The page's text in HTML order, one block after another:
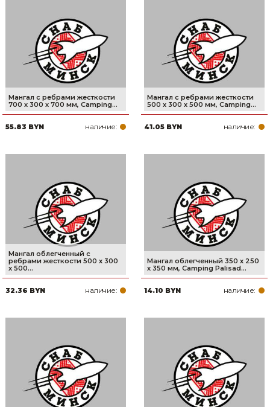
Мангал с ребрами жесткости
700 х 300 х 700 мм, Camping...
55.83 BYN наличие:
Мангал с ребрами жесткости
500 х 300 х 500 мм, Camping...
41.05 BYN наличие:
Мангал облегченный с
ребрами жесткости 500 х 300
х 500...
32.36 BYN наличие:
Мангал облегченный 350 х 250
х 350 мм, Camping Palisad...
14.10 BYN наличие: